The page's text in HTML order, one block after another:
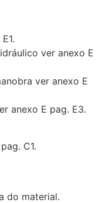
ver anexo E
ver anexo E
anexo E pag. E3.
C1.
do material.